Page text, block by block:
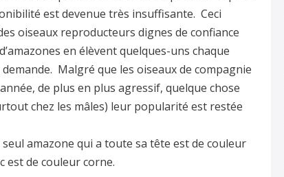
est devenue très insuffisante. Ceci
oiseaux reproducteurs dignes de confiance
en élèvent quelques-uns chaque
Malgré que les oiseaux de compagnie
de plus en plus agressif, quelque chose
chez les mâles) leur popularité est restée
amazone qui a toute sa tête est de couleur
est de couleur corne.